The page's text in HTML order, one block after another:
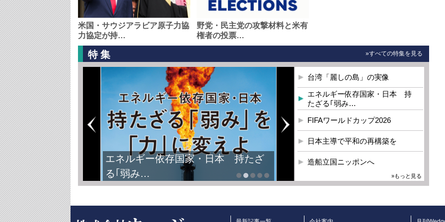
米国・サウジアラビア原子力協
力協定が持…
野党・民主党の攻撃材料と米有
権者の投票…
特集 »すべての特集を見る
エネルギー依存国家・日本 持たざ
る｢弱み…
台湾「麗しの島」の実像
エネルギー依存国家・日本 持
たざる｢弱み…
FIFAワールドカップ2026
日本主導で平和の再構築を
造船立国ニッポンへ
»もっと見る